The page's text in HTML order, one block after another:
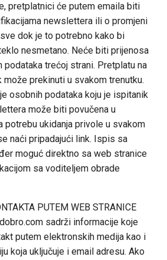
pretplatnici će putem emaila biti
newslettera ili o promjeni
dok je to potrebno kako bi
nesmetano. Neće biti prijenosa
podataka trećoj strani. Pretplatu na
prekinuti u svakom trenutku.
osobnih podataka koju je ispitanik
može biti povučena u
potrebu ukidanja privole u svakom
naći pripadajući link. Ispis sa
moguć direktno sa web stranice
sa voditeljem obrade
PUTEM WEB STRANICE
sadrži informacije koje
putem elektronskih medija kao i
koja uključuje i email adresu. Ako